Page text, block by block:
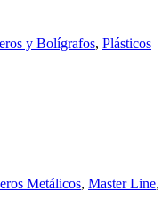
y Bolígrafos, Plásticos
Metálicos, Master Line,